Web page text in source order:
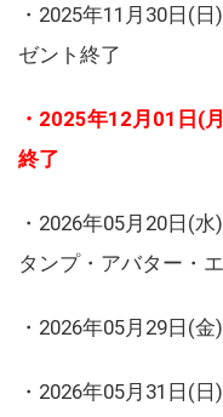
・2025年11月30日(
ゼント終了
・2025年12月01日(
終了
・2026年05月20日(
タンプ・アバター・
・2026年05月29日(
・2026年05月31日(